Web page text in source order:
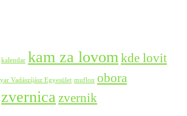
kalendar kam za lovomkde lovit
Vadászíjász Egyesület muflon obora
zvernica zvernik